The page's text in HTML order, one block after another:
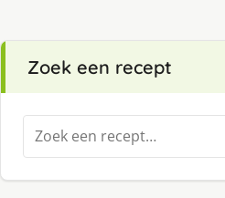
Zoek een recept
Zoeken
naar: